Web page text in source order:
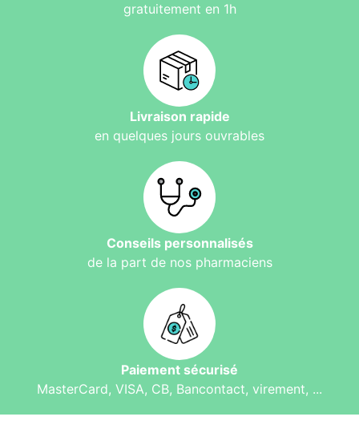
gratuitement en 1h
Livraison rapide
en quelques jours ouvrables
Conseils personnalisés
de la part de nos pharmaciens
Paiement sécurisé
MasterCard, VISA, CB, Bancontact, virement, ...